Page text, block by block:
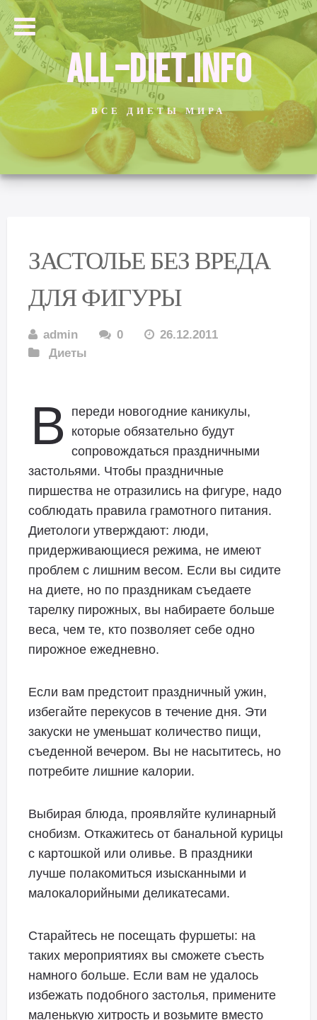
ALL-DIET.INFO
ВСЕ ДИЕТЫ МИРА
ЗАСТОЛЬЕ БЕЗ ВРЕДА
ДЛЯ ФИГУРЫ
admin 0
26.12.2011
Диеты
В
переди новогодние каникулы,
которые обязательно будут
сопровождаться праздничными
застольями. Чтобы праздничные
пиршества не отразились на фигуре, надо
соблюдать правила грамотного питания.
Диетологи утверждают: люди,
придерживающиеся режима, не имеют
проблем с лишним весом. Если вы сидите
на диете, но по праздникам съедаете
тарелку пирожных, вы набираете больше
веса, чем те, кто позволяет себе одно
пирожное ежедневно.
Если вам предстоит праздничный ужин,
избегайте перекусов в течение дня. Эти
закуски не уменьшат количество пищи,
съеденной вечером. Вы не насытитесь, но
потребите лишние калории.
Выбирая блюда, проявляйте кулинарный
снобизм. Откажитесь от банальной курицы
с картошкой или оливье. В праздники
лучше полакомиться изысканными и
малокалорийными деликатесами.
Старайтесь не посещать фуршеты: на
таких мероприятиях вы сможете съесть
намного больше. Если вам не удалось
избежать подобного застолья, примените
маленькую хитрость и возьмите вместо